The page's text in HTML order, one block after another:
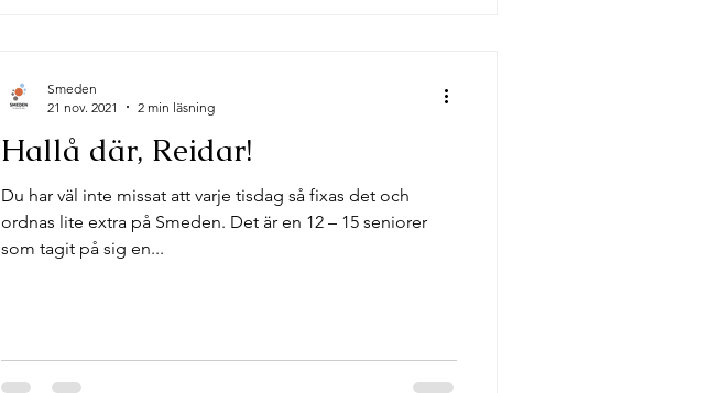
Hallå där, Reidar!
Du har väl inte missat att varje tisdag så fixas det och
ordnas lite extra på Smeden. Det är en 12 – 15 seniorer
som tagit på sig en...
Smeden
21 nov. 2021
2 min läsning